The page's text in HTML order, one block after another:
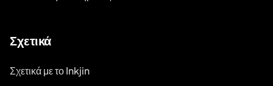
Σχετικά
Σχετικά με το Inkjin